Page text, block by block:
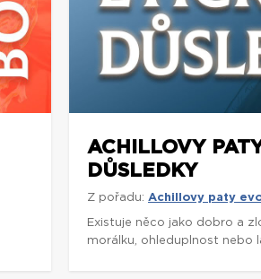
ACHILLOVY
DŮSLEDKY
Z pořadu: Achillovy paty
Existuje něco jako dobro a
morálku, ohleduplnost nebo